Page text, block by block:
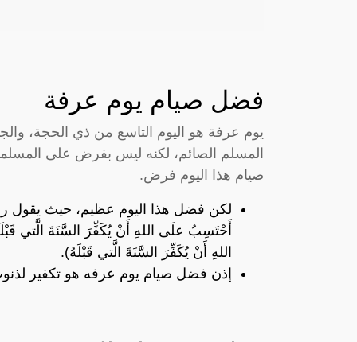
فضل صيام يوم عرفة
يوم عرفة هو اليوم التاسع من ذي الحجة،
المسلم الصائم، لكنه ليس بفرض على
صيام هذا اليوم فرض.
لكن فضل هذا اليوم عظيم، حيث يقول
أَحْتَسِبُ علَى اللهِ أَنْ يُكَفِّرَ السَّنَةَ الَّتي
اللهِ أَنْ يُكَفِّرَ السَّنَةَ الَّتي قَبْلَهُ).
إذن فضل صيام يوم عرفه هو تكفير